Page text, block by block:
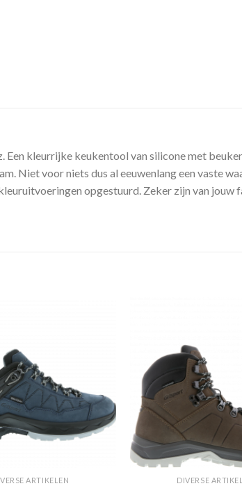
kleurrijke keukentool van silicone met
Niet voor niets dus al eeuwenlang een vaste
opgestuurd. Zeker zijn van jouw
ARTIKELEN DIVERSE